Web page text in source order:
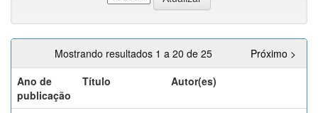
Mostrando resultados 1 a 20 de 25
Próximo >
Ano de
publicação
Título Autor(es)